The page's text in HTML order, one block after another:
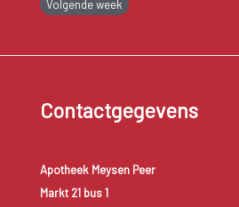
Volgende week
Contactgegevens
Apotheek Meysen Peer
Markt 21 bus 1